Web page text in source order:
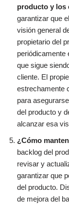
producto y los
garantizar que
visión general
propietario del
periódicamente
que sigue
cliente. El
estrechamente
para
del producto y
alcanzar esa
¿Cómo
backlog del
revisar y
garantizar que
del producto.
de mejora del